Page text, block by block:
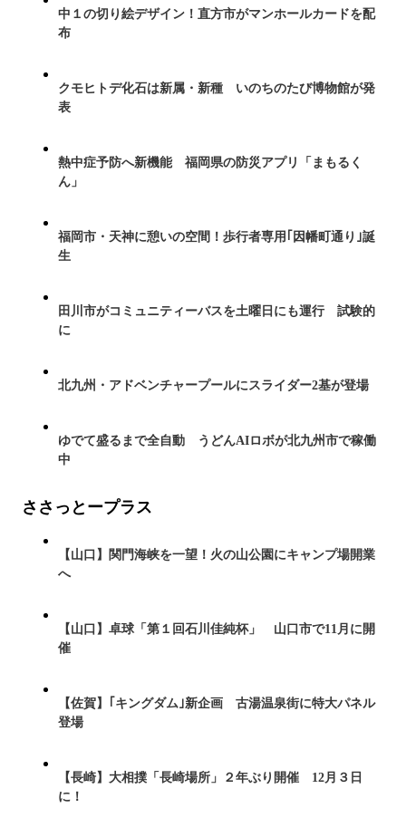
中１の切り絵デザイン！直方市がマンホールカードを配
布
クモヒトデ化石は新属・新種 いのちのたび博物館が発
表
熱中症予防へ新機能 福岡県の防災アプリ「まもるく
ん」
福岡市・天神に憩いの空間！歩行者専用｢因幡町通り｣誕
生
田川市がコミュニティーバスを土曜日にも運行 試験的
に
北九州・アドベンチャープールにスライダー2基が登場
ゆでて盛るまで全自動 うどんAIロボが北九州市で稼働
中
ささっとープラス
【山口】関門海峡を一望！火の山公園にキャンプ場開業
へ
【山口】卓球「第１回石川佳純杯」 山口市で11月に開
催
【佐賀】｢キングダム｣新企画 古湯温泉街に特大パネル
登場
【長崎】大相撲「長崎場所」２年ぶり開催 12月３日
に！